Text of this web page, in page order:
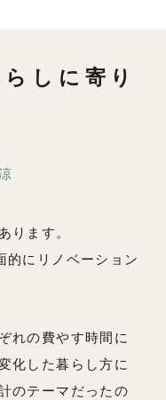
例紹介
社概要
知らせ
ログ
しに寄り
ります。
的にリノベーション
れの費やす時間に
化した暮らし方に
のテーマだったの